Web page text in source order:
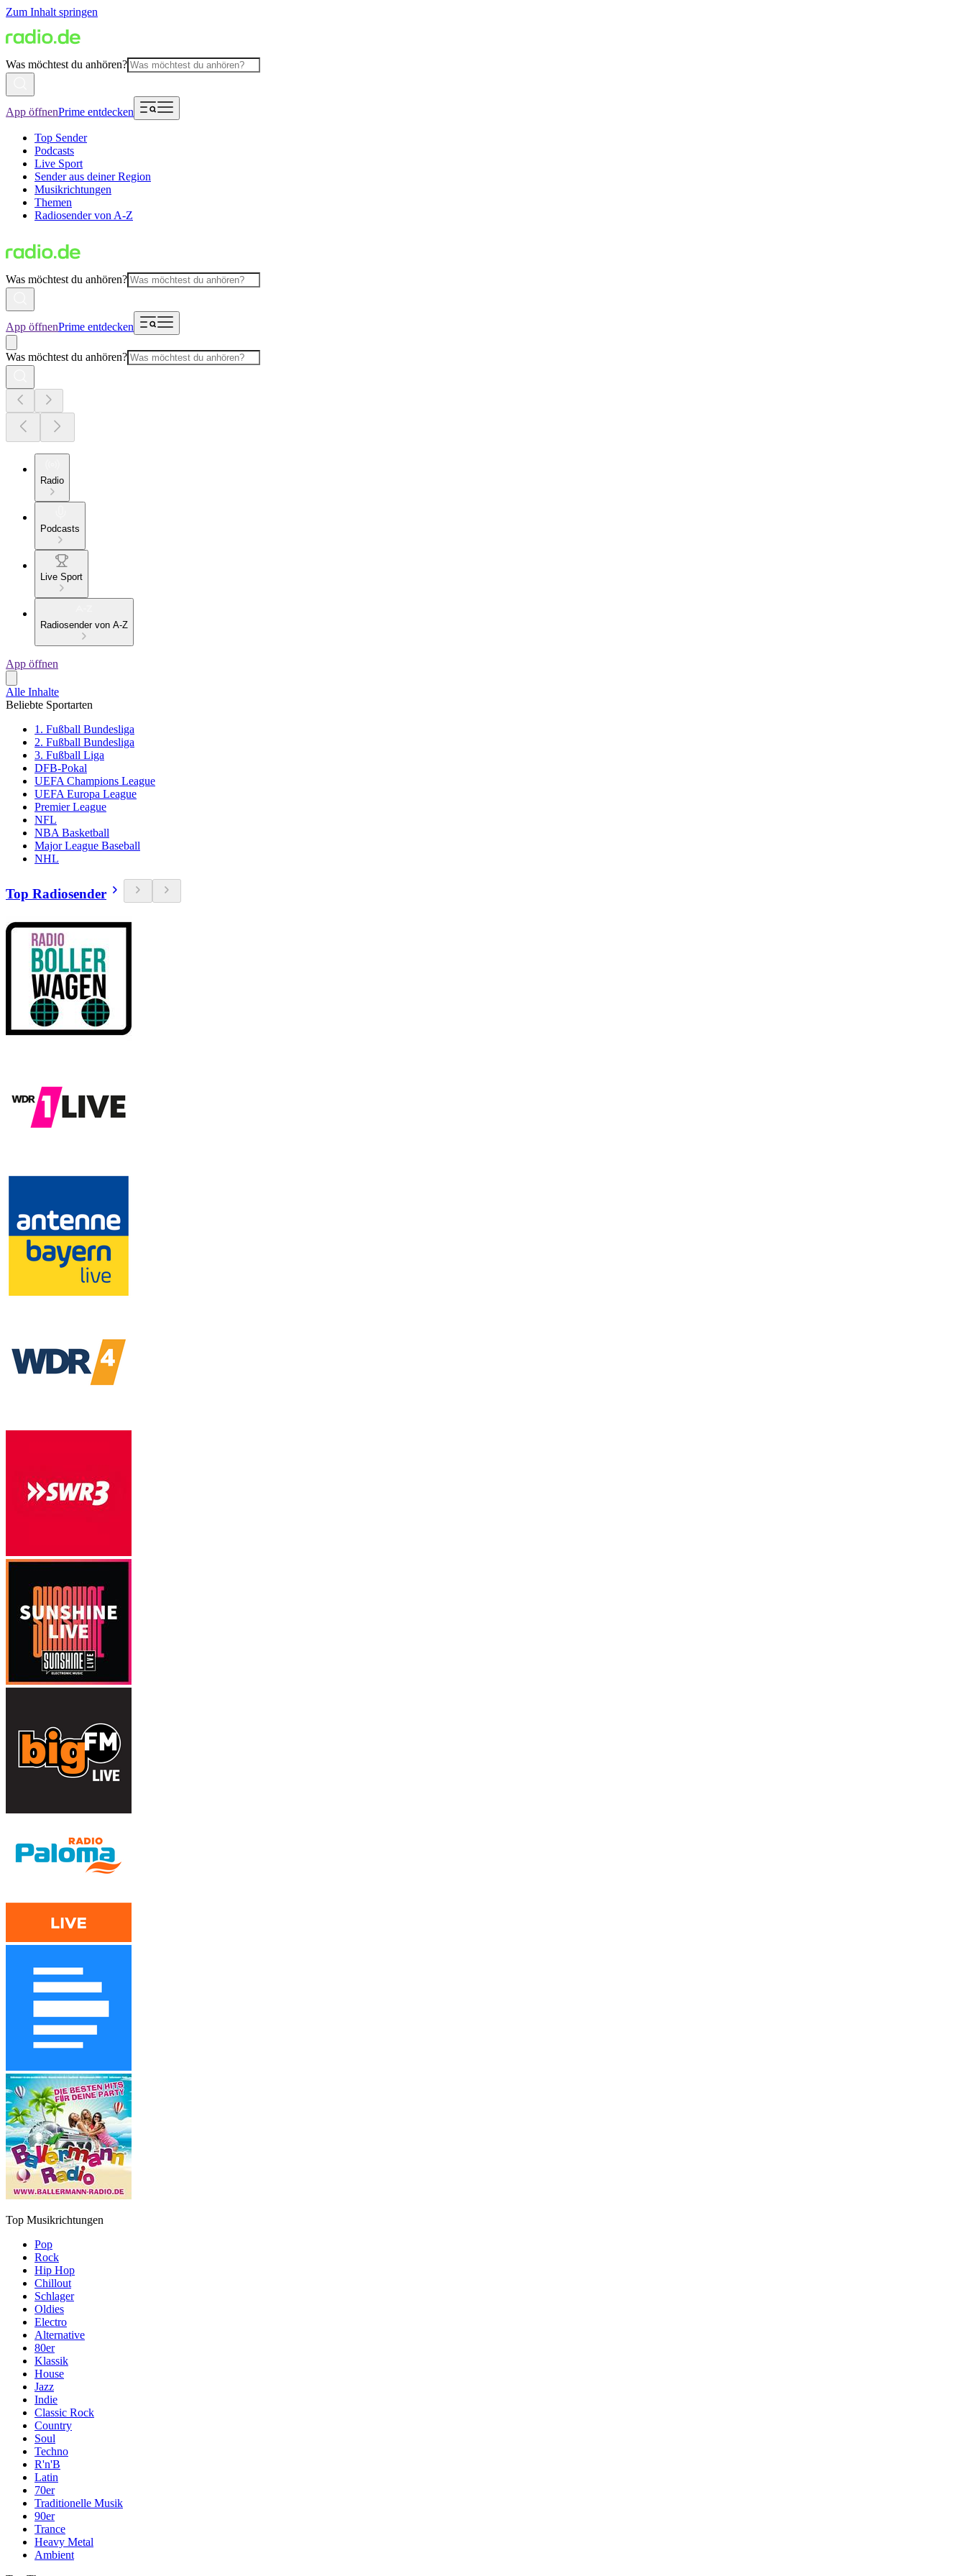
Zum Inhalt springen
Was möchtest du anhören?
App öffnenPrime entdecken
Top Sender
Podcasts
Live Sport
Sender aus deiner Region
Musikrichtungen
Themen
Radiosender von A-Z
Was möchtest du anhören?
App öffnenPrime entdecken
Was möchtest du anhören?
Radio
Podcasts
Live Sport
Radiosender von A-Z
App öffnen
Alle Inhalte
Beliebte Sportarten
1. Fußball Bundesliga
2. Fußball Bundesliga
3. Fußball Liga
DFB-Pokal
UEFA Champions League
UEFA Europa League
Premier League
NFL
NBA Basketball
Major League Baseball
NHL
Top Radiosender
Top Musikrichtungen
Pop
Rock
Hip Hop
Chillout
Schlager
Oldies
Electro
Alternative
80er
Klassik
House
Jazz
Indie
Classic Rock
Country
Soul
Techno
R'n'B
Latin
70er
Traditionelle Musik
90er
Trance
Heavy Metal
Ambient